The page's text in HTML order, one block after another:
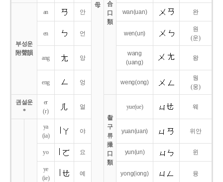
母
合
口
類
부성운
附聲韻
an 안 wan(uan) 완
en 언 wen(un)
원
(운)
ang 앙
wang
(uang)
왕
eng 엉 weng(ong)
웡
(웅)
권설운
*
er
(r)
얼
촬
구
류
撮
口
類
yue(ue) 웨
ya
(ia)
야 yuan(uan) 위안
yo 요 yun(un) 윈
ye
(ie)
예 yong(iong) 융